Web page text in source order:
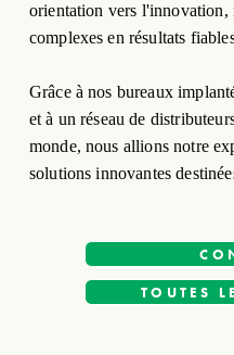
orientation vers l'innovation,
complexes en résultats
Grâce à nos bureaux
et à un réseau de
monde, nous allions notre
solutions innovantes
TOUTES